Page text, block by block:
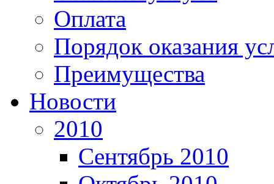
Оплата
Порядок оказания
Преимущества
Новости
2010
Сентябрь 2010